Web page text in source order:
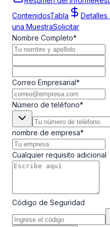
ContenidosTabla Detalles
una MuestraSolicitar
Nombre Completo*
Correo Empresarial*
Número de teléfono*
nombre de empresa*
Cualquier requisito adicional
Código de Seguridad